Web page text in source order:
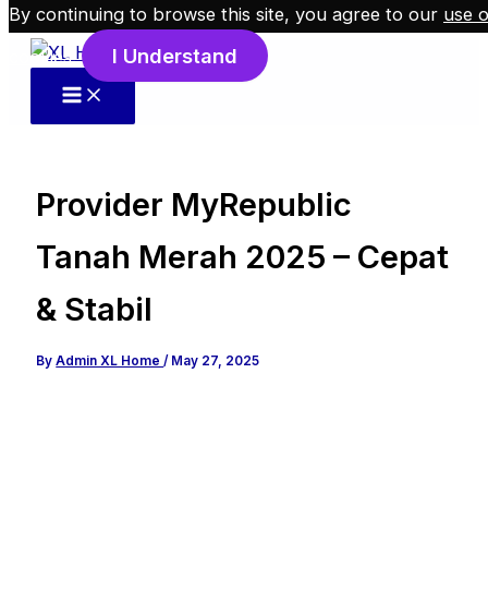
Skip to content
Provider MyRepublic
Tanah Merah 2025 – Cepat
& Stabil
ByAdmin XL Home/ May 27, 2025
By continuing to browse this site, you agree to our use
cookies. I Understand